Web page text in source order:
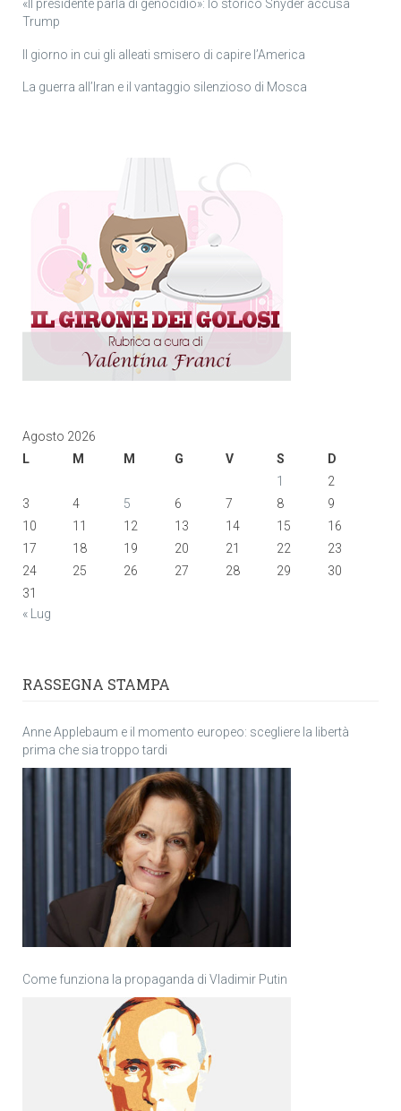
«Il presidente parla di genocidio»: lo storico Snyder accusa
Trump
Il giorno in cui gli alleati smisero di capire l’America
La guerra all’Iran e il vantaggio silenzioso di Mosca
Agosto 2026
L
M M G V S
D
1
2
3
4 5 6 7 8
9
10
11 12 13 14 15
16
17
18 19 20 21 22
23
24
25 26 27 28 29
30
31
« Lug
RASSEGNA STAMPA
Anne Applebaum e il momento europeo: scegliere la libertà
prima che sia troppo tardi
Come funziona la propaganda di Vladimir Putin